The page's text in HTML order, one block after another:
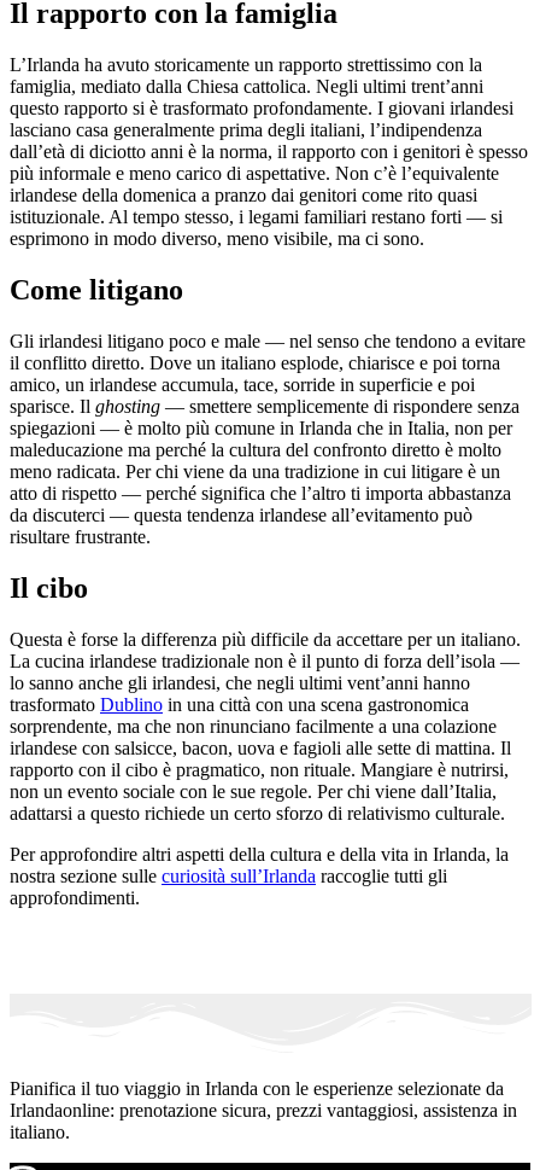
Il rapporto con la famiglia
L’Irlanda ha avuto storicamente un rapporto strettissimo con la
famiglia, mediato dalla Chiesa cattolica. Negli ultimi trent’anni
questo rapporto si è trasformato profondamente. I giovani irlandesi
lasciano casa generalmente prima degli italiani, l’indipendenza
dall’età di diciotto anni è la norma, il rapporto con i genitori è spesso
più informale e meno carico di aspettative. Non c’è l’equivalente
irlandese della domenica a pranzo dai genitori come rito quasi
istituzionale. Al tempo stesso, i legami familiari restano forti — si
esprimono in modo diverso, meno visibile, ma ci sono.
Come litigano
Gli irlandesi litigano poco e male — nel senso che tendono a evitare
il conflitto diretto. Dove un italiano esplode, chiarisce e poi torna
amico, un irlandese accumula, tace, sorride in superficie e poi
sparisce. Il ghosting — smettere semplicemente di rispondere senza
spiegazioni — è molto più comune in Irlanda che in Italia, non per
maleducazione ma perché la cultura del confronto diretto è molto
meno radicata. Per chi viene da una tradizione in cui litigare è un
atto di rispetto — perché significa che l’altro ti importa abbastanza
da discuterci — questa tendenza irlandese all’evitamento può
risultare frustrante.
Il cibo
Questa è forse la differenza più difficile da accettare per un italiano.
La cucina irlandese tradizionale non è il punto di forza dell’isola —
lo sanno anche gli irlandesi, che negli ultimi vent’anni hanno
trasformato Dublino in una città con una scena gastronomica
sorprendente, ma che non rinunciano facilmente a una colazione
irlandese con salsicce, bacon, uova e fagioli alle sette di mattina. Il
rapporto con il cibo è pragmatico, non rituale. Mangiare è nutrirsi,
non un evento sociale con le sue regole. Per chi viene dall’Italia,
adattarsi a questo richiede un certo sforzo di relativismo culturale.
Per approfondire altri aspetti della cultura e della vita in Irlanda, la
nostra sezione sulle curiosità sull’Irlanda raccoglie tutti gli
approfondimenti.
Pianifica il tuo viaggio in Irlanda con le esperienze selezionate da
Irlandaonline: prenotazione sicura, prezzi vantaggiosi, assistenza in
italiano.